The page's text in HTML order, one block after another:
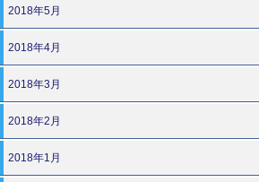
2018年5月
2018年4月
2018年3月
2018年2月
2018年1月